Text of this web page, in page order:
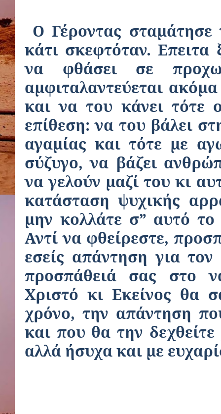
Ο Γέροντας
κάτι σκεφτόταν. Επειτα
να φθάσει σε
αμφιταλαντεύεται
και να του κάνει τότε
επίθεση: να του βάλει
αγαμίας και τότε με
σύζυγο, να βάζει
να γελούν μαζί του κι
κατάσταση ψυχικής
μην κολλάτε σ” αυτό
Αντί να φθείρεστε,
εσείς απάντηση για
προσπάθειά σας στο
Χριστό κι Εκείνος θα
χρόνο, την απάντηση
και που θα την
αλλά ήσυχα και με